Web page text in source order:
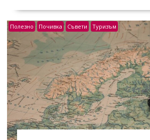
Полезно Почивка Съвети Туризъм